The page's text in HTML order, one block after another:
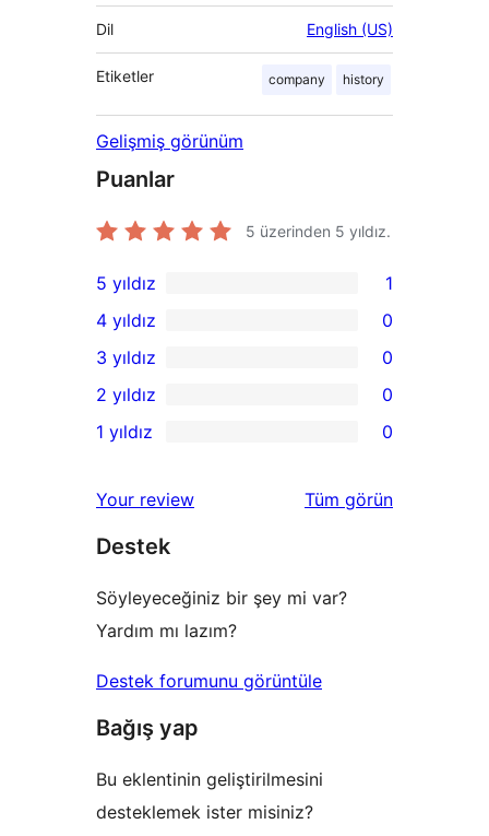
Dil English (US)
Etiketler company history
Gelişmiş görünüm
Puanlar
5 üzerinden 5 yıldız.
1
5
yıldızlı
inceleme
5 yıldız 1
4
yıldızlı
inceleme
4 yıldız 0
0
3
yıldızlı
3 yıldız 0
2
inceleme
2 yıldız 0
yıldızlı
inceleme
1 yıldız 0
Your review Tüm değerlendirmeleri
görün
Destek
Söyleyeceğiniz bir şey mi var?
Yardım mı lazım?
Destek forumunu görüntüle
Bağış yap
Bu eklentinin geliştirilmesini
desteklemek ister misiniz?